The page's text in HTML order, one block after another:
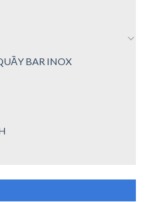
BAR INOX